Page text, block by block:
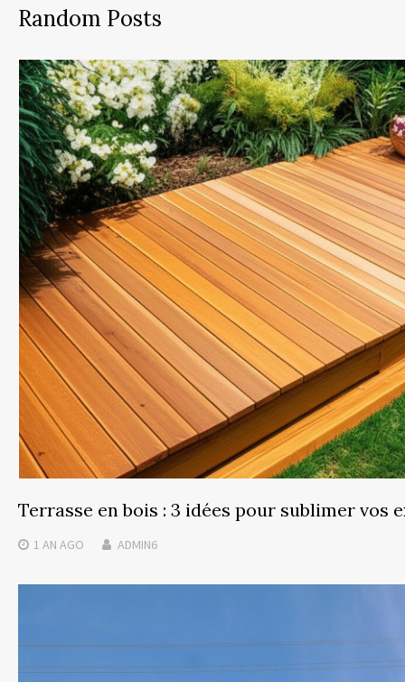
Random Posts
Terrasse en bois : 3 idées pour sublimer vos
1 AN AGO ADMIN6